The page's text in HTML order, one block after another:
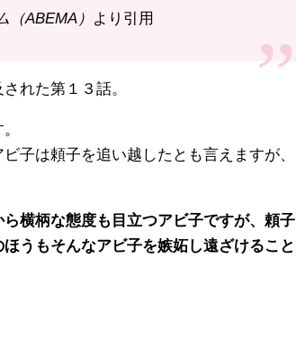
（ABEMA） より引用
れた第１３話。
子は頼子を追い越したとも言えますが、
横柄な態度も目立つアビ子ですが、頼子
うもそんなアビ子を嫉妬し遠ざけること